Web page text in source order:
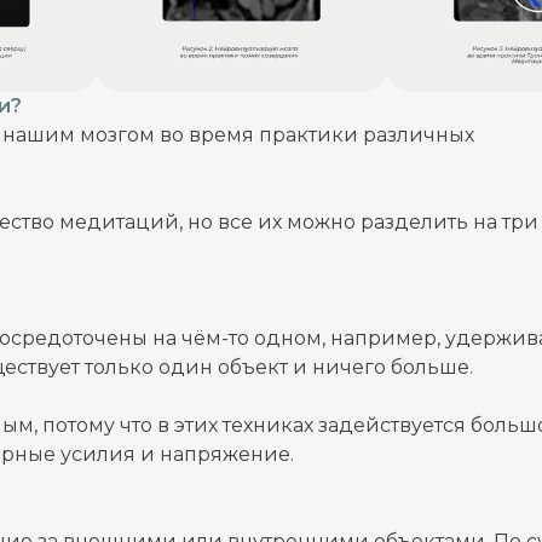
мозгом во время практики различных
медитаций, но все их можно разделить на три
на чём-то одном, например,
только один объект и ничего больше.
потому что в этих техниках задействуется
усилия и напряжение.